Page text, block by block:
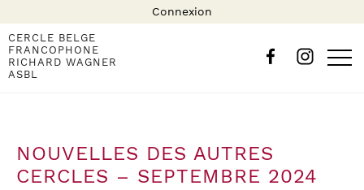
Connexion
CERCLE BELGE
FRANCOPHONE
RICHARD WAGNER
ASBL
NOUVELLES DES AUTRES
CERCLES – SEPTEMBRE 2024